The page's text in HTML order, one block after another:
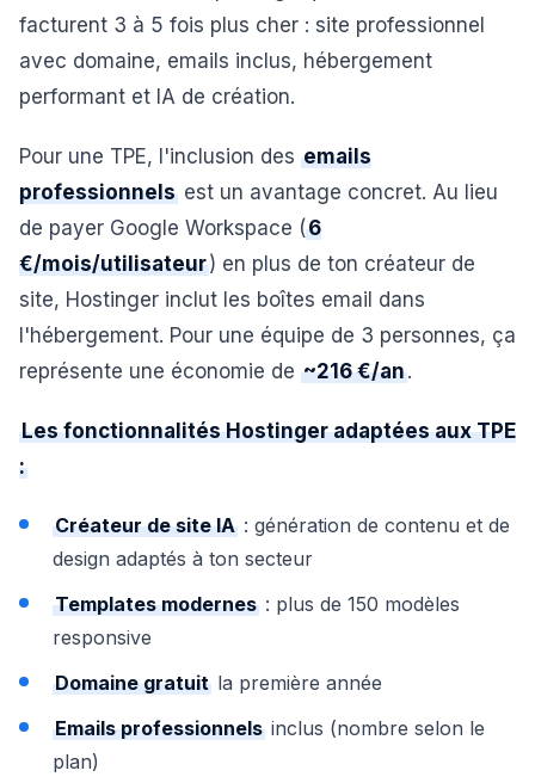
facturent 3 à 5 fois plus cher : site professionnel
avec domaine, emails inclus, hébergement
performant et IA de création.
Pour une TPE, l'inclusion des emails
professionnels est un avantage concret. Au lieu
de payer Google Workspace (6
€/mois/utilisateur) en plus de ton créateur de
site, Hostinger inclut les boîtes email dans
l'hébergement. Pour une équipe de 3 personnes, ça
représente une économie de ~216 €/an.
Les fonctionnalités Hostinger adaptées aux TPE
:
Créateur de site IA : génération de contenu et de
design adaptés à ton secteur
Templates modernes : plus de 150 modèles
responsive
Domaine gratuit la première année
Emails professionnels inclus (nombre selon le
plan)